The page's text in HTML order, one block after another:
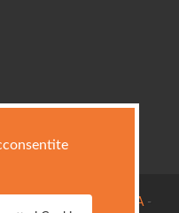
e applicazioni in
atmosferici:
fondamentali per
ORGANICA-